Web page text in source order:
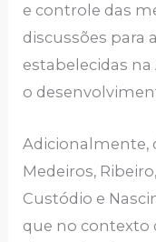
e controle das
discussões para
estabelecidas na
o
Adicionalmente,
Medeiros,
Custódio e
que no contexto